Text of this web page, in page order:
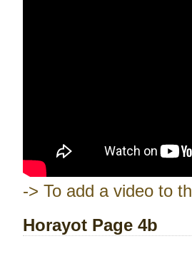
-> To add a video to
Horayot Page 4b